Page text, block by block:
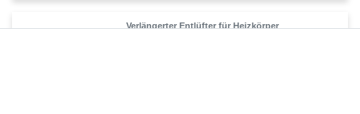
Verlängerter Entlüfter für Heizkörper